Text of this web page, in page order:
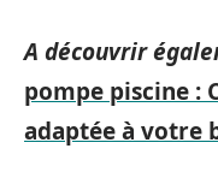
A découvrir
pompe piscine :
adaptée à votre